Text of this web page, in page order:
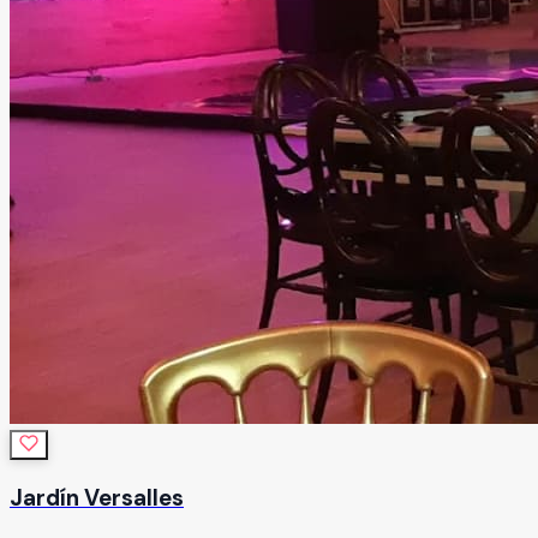
Jardín Versalles